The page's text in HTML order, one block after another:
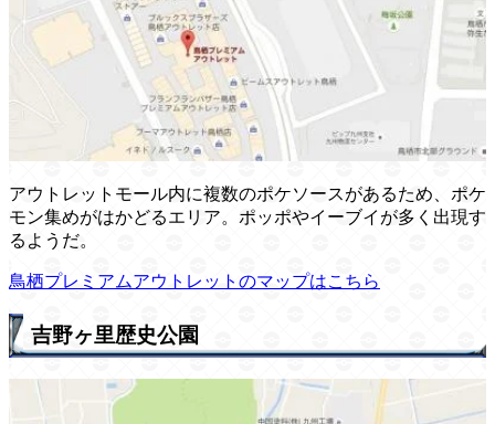
アウトレットモール内に複数のポケソースがあるため、ポケ
モン集めがはかどるエリア。ポッポやイーブイが多く出現す
るようだ。
鳥栖プレミアムアウトレットのマップはこちら
吉野ヶ里歴史公園